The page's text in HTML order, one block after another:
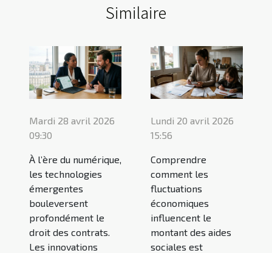
Similaire
Mardi 28 avril 2026
09:30
À l’ère du numérique,
les technologies
émergentes
bouleversent
profondément le
droit des contrats.
Les innovations
Lundi 20 avril 2026
15:56
Comprendre
comment les
fluctuations
économiques
influencent le
montant des aides
sociales est